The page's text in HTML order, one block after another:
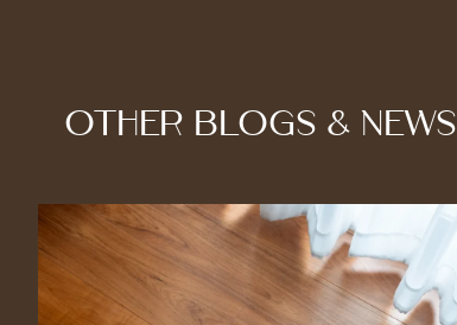
OTHER BLOGS & NEWS